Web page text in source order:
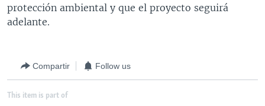
protección ambiental y que el proyecto seguirá
adelante.
Compartir Follow us
This item is part of